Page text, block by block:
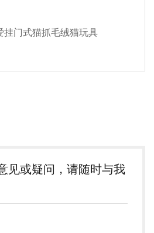
门式猫抓毛绒猫玩具
见或疑问，请随时与我